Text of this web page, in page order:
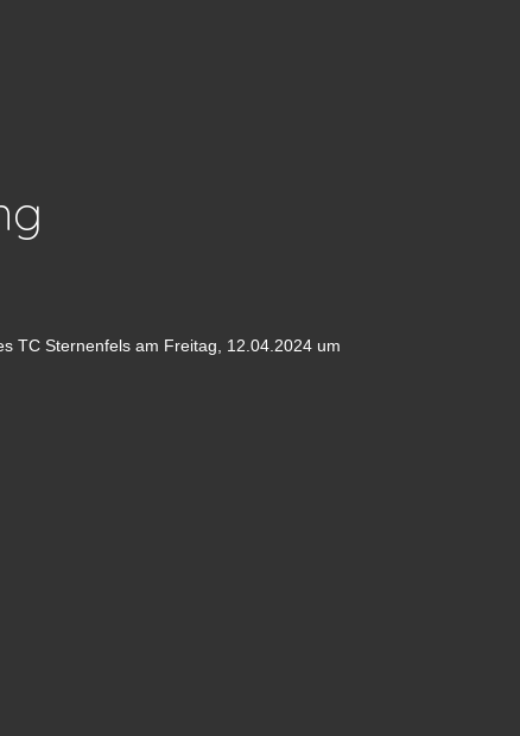
TC Sternenfels am Freitag, 12.04.2024 um